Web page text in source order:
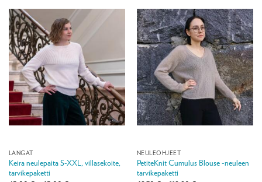
LANGAT
Keira neulepaita S-XXL, villasekoite,
tarvikepaketti
NEULEOHJEET
PetiteKnit Cumulus Blouse -neuleen
tarvikepaketti